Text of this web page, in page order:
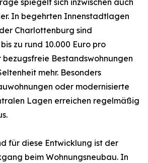
spiegelt sich inzwischen auch
In begehrten Innenstadtlagen
Charlottenburg sind
zu rund 10.000 Euro pro
Bestandswohnungen
mehr. Besonders
oder modernisierte
Lagen erreichen regelmäßig
für diese Entwicklung ist der
beim Wohnungsneubau. In